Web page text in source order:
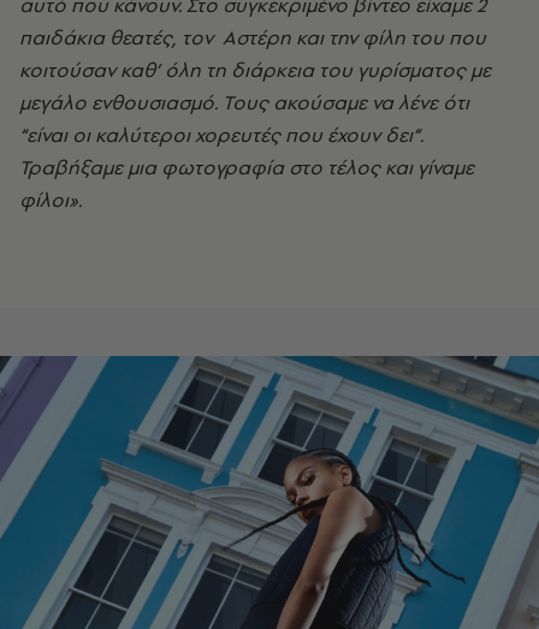
παιδάκια θεατές, τον Αστέρη και την φίλη του που
κοιτούσαν καθ’ όλη τη διάρκεια του γυρίσματος με
μεγάλο ενθουσιασμό. Τους ακούσαμε να λένε ότι
“είναι οι καλύτεροι χορευτές που έχουν δει”.
Τραβήξαμε μια φωτογραφία στο τέλος και γίναμε
φίλοι».